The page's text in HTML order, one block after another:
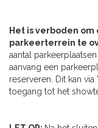
Het is verboden
parkeerterrein te
aantal
aanvang een
reserveren. Dit kan
toegang tot het